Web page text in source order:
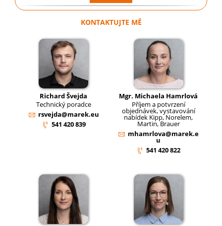
KONTAKTUJTE MĚ
Richard Švejda
Technický poradce
rsvejda@marek.eu
541 420 839
Mgr. Michaela Hamrlová
Příjem a potvrzení
objednávek, vystavování
nabídek Kipp, Norelem,
Martin, Brauer
mhamrlova@marek.e
u
541 420 822